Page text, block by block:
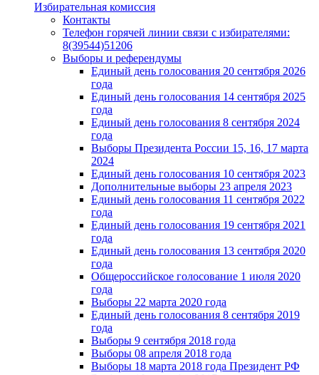
Избирательная комиссия
Контакты
Телефон горячей линии связи с избирателями:
8(39544)51206
Выборы и референдумы
Единый день голосования 20 сентября 2026
года
Единый день голосования 14 сентября 2025
года
Единый день голосования 8 сентября 2024
года
Выборы Президента России 15, 16, 17 марта
2024
Единый день голосования 10 сентября 2023
Дополнительные выборы 23 апреля 2023
Единый день голосования 11 сентября 2022
года
Единый день голосования 19 сентября 2021
года
Единый день голосования 13 сентября 2020
года
Общероссийское голосование 1 июля 2020
года
Выборы 22 марта 2020 года
Единый день голосования 8 сентября 2019
года
Выборы 9 сентября 2018 года
Выборы 08 апреля 2018 года
Выборы 18 марта 2018 года Президент РФ